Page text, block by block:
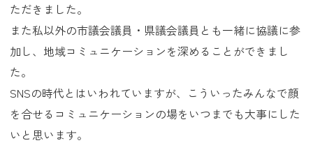
ただきました。
また私以外の市議会議員・県議会議員とも一緒に協議に参
加し、地域コミュニケーションを深めることができまし
た。
SNSの時代とはいわれていますが、こういったみんなで顔
を合せるコミュニケーションの場をいつまでも大事にした
いと思います。